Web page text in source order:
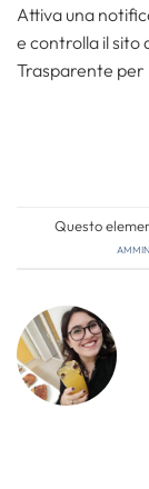
Attiva una
e controlla il sito
Trasparente per
Questo